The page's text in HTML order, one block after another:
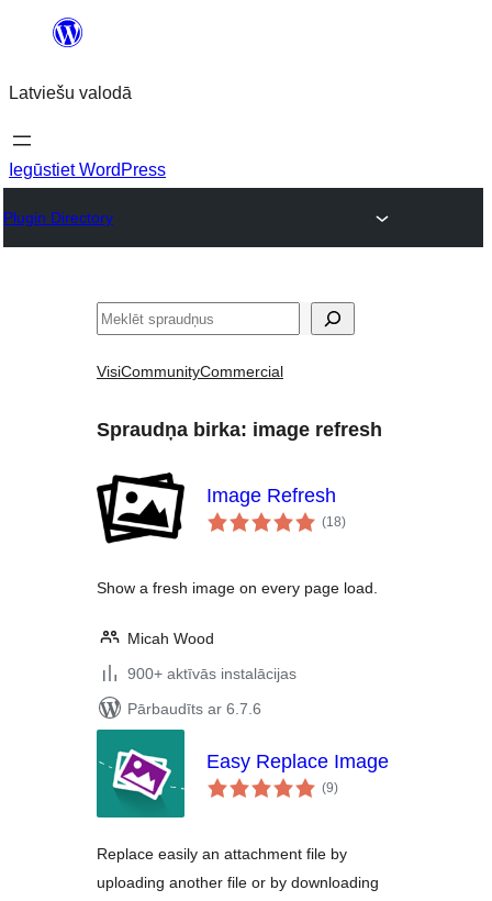
Pāriet
saturu
Latviešu valodā
Iegūstiet WordPress
Plugin Directory
Meklēt
VisiCommunityCommercial
Spraudņa birka: image refresh
Image Refresh
(18vērtējumu
kopsumma
)
Show a fresh image on every page load.
Micah Wood
900+ aktīvās instalācijas
Pārbaudīts ar 6.7.6
Easy Replace Image
(9vērtējumu
kopsumma
)
Replace easily an attachment file by
uploading another file or by downloading